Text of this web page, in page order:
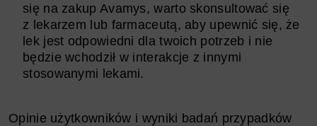
się na zakup Avamys, warto skonsultować się
z lekarzem lub farmaceutą, aby upewnić się, że
lek jest odpowiedni dla twoich potrzeb i nie
będzie wchodził w interakcje z innymi
stosowanymi lekami.
Opinie użytkowników i wyniki badań przypadków